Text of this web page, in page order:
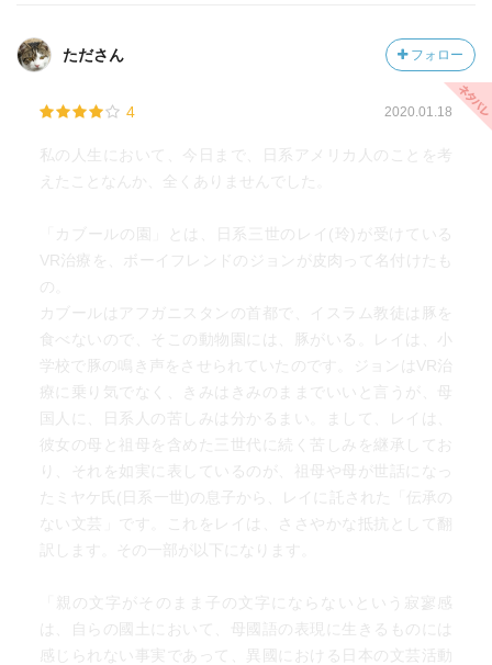
たださん フォロー
4 2020.01.18
私の人生において、今日まで、日系アメリカ人のことを考
えたことなんか、全くありませんでした。
「カブールの園」とは、日系三世のレイ(玲)が受けている
VR治療を、ボーイフレンドのジョンが皮肉って名付けたも
の。
カブールはアフガニスタンの首都で、イスラム教徒は豚を
食べないので、そこの動物園には、豚がいる。レイは、小
学校で豚の鳴き声をさせられていたのです。ジョンはVR治
療に乗り気でなく、きみはきみのままでいいと言うが、母
国人に、日系人の苦しみは分かるまい。まして、レイは、
彼女の母と祖母を含めた三世代に続く苦しみを継承してお
り、それを如実に表しているのが、祖母や母が世話になっ
たミヤケ氏(日系一世)の息子から、レイに託された「伝承の
ない文芸」です。これをレイは、ささやかな抵抗として翻
訳します。その一部が以下になります。
「親の文字がそのまま子の文字にならないという寂寥感
は、自らの國土において、母國語の表現に生きるものには
感じられない事実であって、異國における日本の文芸活動